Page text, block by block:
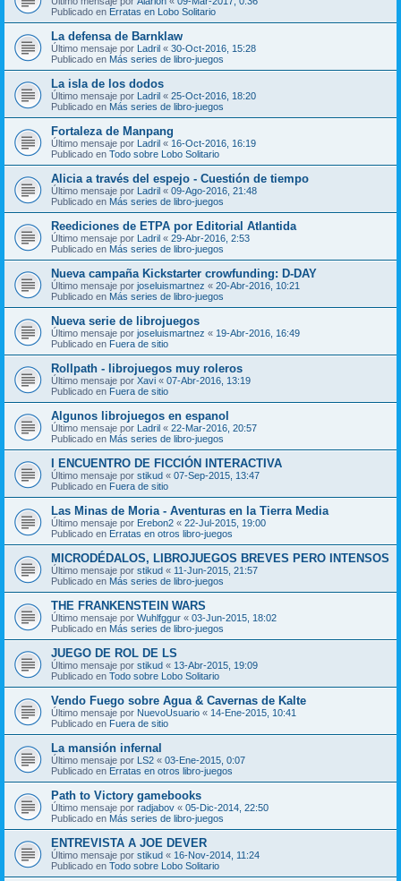
Publicado en Erratas en Lobo Solitario
La defensa de Barnklaw
Último mensaje por Ladril « 30-Oct-2016, 15:28
Publicado en Más series de libro-juegos
La isla de los dodos
Último mensaje por Ladril « 25-Oct-2016, 18:20
Publicado en Más series de libro-juegos
Fortaleza de Manpang
Último mensaje por Ladril « 16-Oct-2016, 16:19
Publicado en Todo sobre Lobo Solitario
Alicia a través del espejo - Cuestión de tiempo
Último mensaje por Ladril « 09-Ago-2016, 21:48
Publicado en Más series de libro-juegos
Reediciones de ETPA por Editorial Atlantida
Último mensaje por Ladril « 29-Abr-2016, 2:53
Publicado en Más series de libro-juegos
Nueva campaña Kickstarter crowfunding: D-DAY
Último mensaje por joseluismartnez « 20-Abr-2016, 10:21
Publicado en Más series de libro-juegos
Nueva serie de librojuegos
Último mensaje por joseluismartnez « 19-Abr-2016, 16:49
Publicado en Fuera de sitio
Rollpath - librojuegos muy roleros
Último mensaje por Xavi « 07-Abr-2016, 13:19
Publicado en Fuera de sitio
Algunos librojuegos en espanol
Último mensaje por Ladril « 22-Mar-2016, 20:57
Publicado en Más series de libro-juegos
I ENCUENTRO DE FICCIÓN INTERACTIVA
Último mensaje por stikud « 07-Sep-2015, 13:47
Publicado en Fuera de sitio
Las Minas de Moria - Aventuras en la Tierra Media
Último mensaje por Erebon2 « 22-Jul-2015, 19:00
Publicado en Erratas en otros libro-juegos
MICRODÉDALOS, LIBROJUEGOS BREVES PERO INTENSOS
Último mensaje por stikud « 11-Jun-2015, 21:57
Publicado en Más series de libro-juegos
THE FRANKENSTEIN WARS
Último mensaje por Wuhlfggur « 03-Jun-2015, 18:02
Publicado en Más series de libro-juegos
JUEGO DE ROL DE LS
Último mensaje por stikud « 13-Abr-2015, 19:09
Publicado en Todo sobre Lobo Solitario
Vendo Fuego sobre Agua & Cavernas de Kalte
Último mensaje por NuevoUsuario « 14-Ene-2015, 10:41
Publicado en Fuera de sitio
La mansión infernal
Último mensaje por LS2 « 03-Ene-2015, 0:07
Publicado en Erratas en otros libro-juegos
Path to Victory gamebooks
Último mensaje por radjabov « 05-Dic-2014, 22:50
Publicado en Más series de libro-juegos
ENTREVISTA A JOE DEVER
Último mensaje por stikud « 16-Nov-2014, 11:24
Publicado en Todo sobre Lobo Solitario